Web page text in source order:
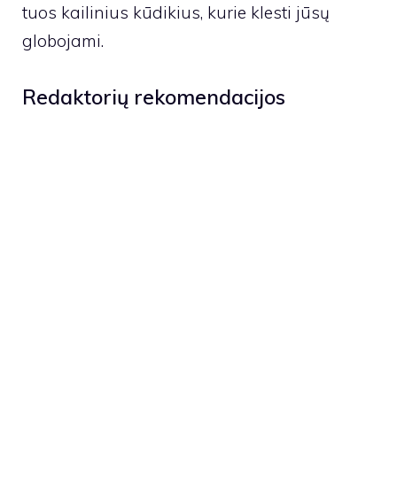
tuos kailinius kūdikius, kurie klesti jūsų
globojami.
Redaktorių rekomendacijos